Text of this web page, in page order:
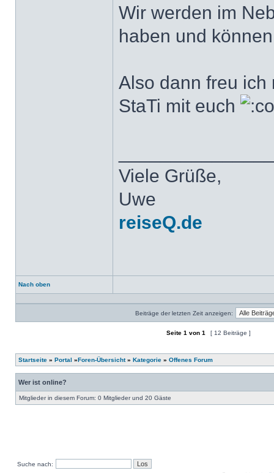
Wir werden im
haben und
Also dann freu ich
StaTi mit euch
Viele Grüße,
Uwe
reiseQ.de
Nach oben
Profil
Beiträge der letzten Zeit anzeigen:
Seite 1 von 1 [ 12 Beiträge ]
Startseite » Portal »Foren-Übersicht» Kategorie » Offenes Forum
Wer ist online?
Mitglieder in diesem Forum: 0 Mitglieder und 20 Gäste
Suche nach: